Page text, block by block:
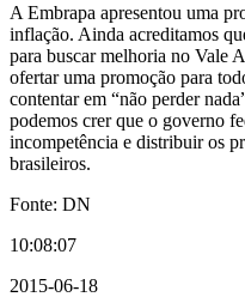
A Embrapa apresentou uma
inflação. Ainda acreditamos
para buscar melhoria no Vale
ofertar uma promoção para
contentar em “não perder
podemos crer que o governo
incompetência e distribuir os
brasileiros.
Fonte: DN
10:08:07
2015-06-18